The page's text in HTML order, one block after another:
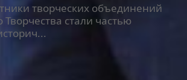
творческих объединений
стали частью